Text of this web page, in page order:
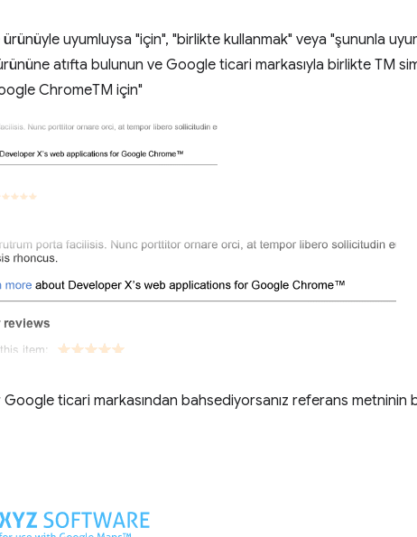
uyumluysa "için", "birlikte kullanmak" veya "şununla
atıfta bulunun ve Google ticari markasıyla birlikte TM
ChromeTM için"
ticari markasından bahsediyorsanız referans metninin